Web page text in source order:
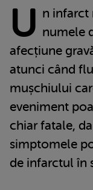
U n infarct
numele
afecțiune
atunci când
mușchiului
eveniment
chiar fatale,
simptomele
de infarctul în